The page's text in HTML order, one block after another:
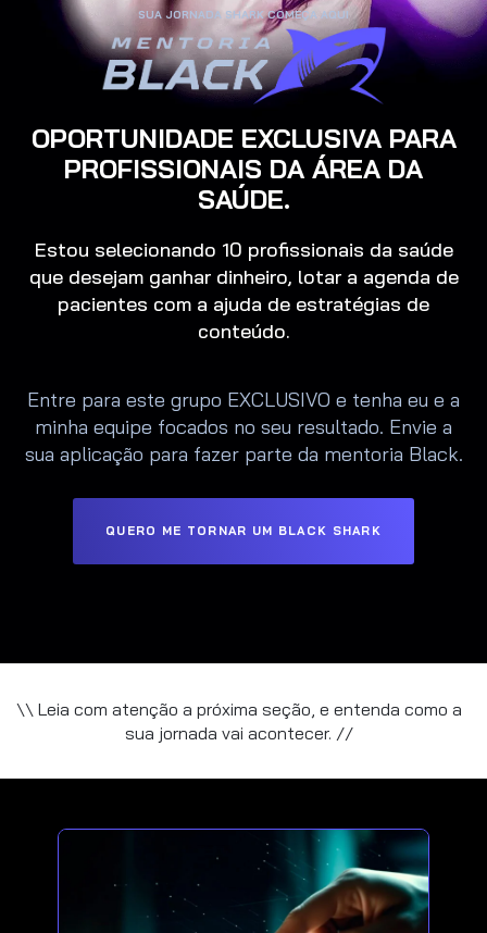
SUA JORNADA SHARK COMEÇA AQUI
OPORTUNIDADE EXCLUSIVA PARA
PROFISSIONAIS DA ÁREA DA
SAÚDE.
Estou selecionando 10 profissionais da saúde
que desejam ganhar dinheiro, lotar a agenda de
pacientes com a ajuda de estratégias de
conteúdo.
Entre para este grupo EXCLUSIVO e tenha eu e a
minha equipe focados no seu resultado. Envie a
sua aplicação para fazer parte da mentoria Black.
QUERO ME TORNAR UM BLACK SHARK
\\ Leia com atenção a próxima seção, e entenda como a
sua jornada vai acontecer. //